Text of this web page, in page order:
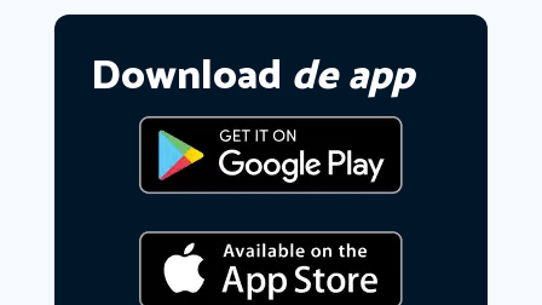
Download de app